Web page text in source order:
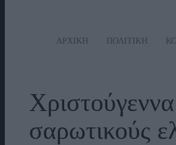
ΑΡΧΙΚΗ ΠΟΛΙΤΙΚΗ
σαρωτικούς